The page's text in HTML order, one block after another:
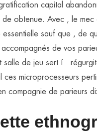
capital
de obtenue. Avec , le mec
essentielle sauf que , de
de vos
salle de jeu sert í
microprocesseurs
compagnie de parieurs